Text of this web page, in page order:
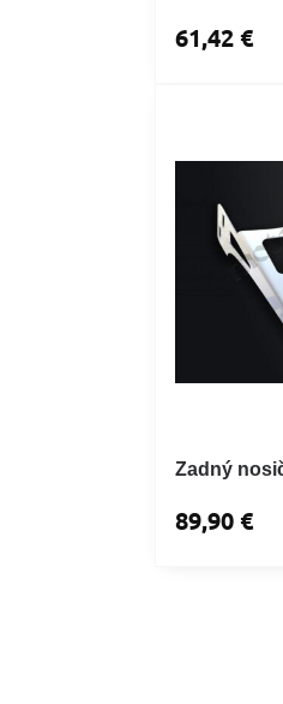
61,42 €
Zadný
89,90 €